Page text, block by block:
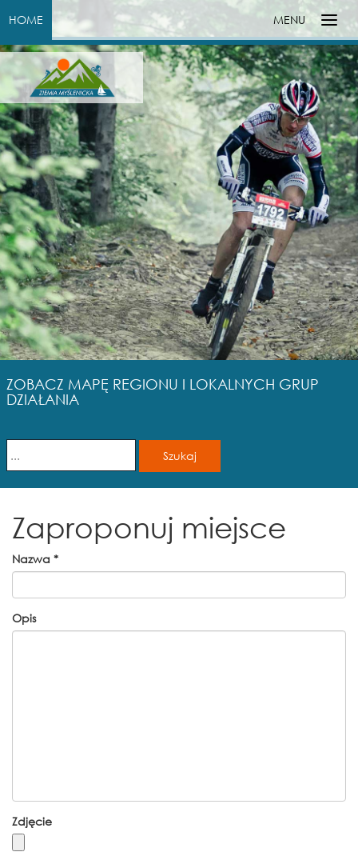
HOME MENU
ZOBACZ MAPĘ REGIONU I LOKALNYCH GRUP
DZIAŁANIA
Zaproponuj miejsce
Nazwa *
Opis
Zdjęcie